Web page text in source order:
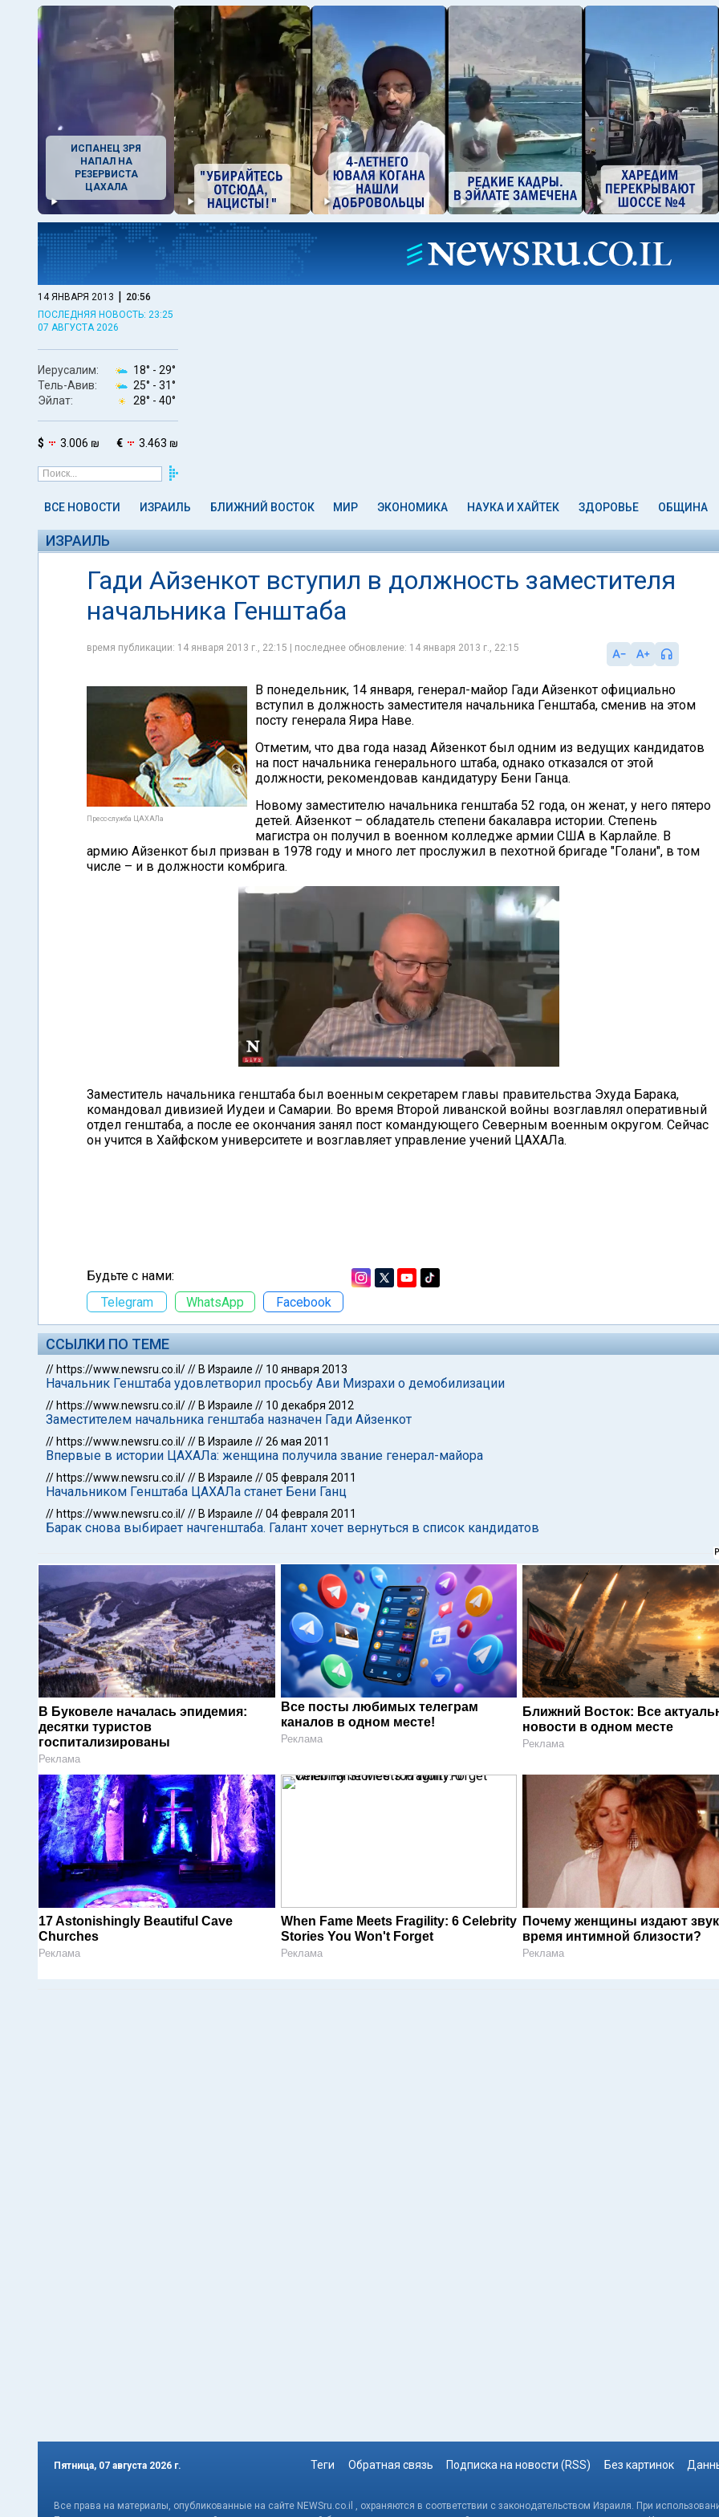
ИСПАНЕЦ ЗРЯ
НАПАЛ НА
РЕЗЕРВИСТА
ЦАХАЛА
14 ЯНВАРЯ 2013 | 20:56
ПОСЛЕДНЯЯ НОВОСТЬ: 23:25
07 АВГУСТА 2026
Иерусалим: 18° - 29°
Тель-Авив:
25° - 31°
Эйлат:
28° - 40°
$ 3.006 ₪ € 3.463 ₪
ВСЕ НОВОСТИ ИЗРАИЛЬ БЛИЖНИЙ ВОСТОК МИР ЭКОНОМИКА НАУКА И ХАЙТЕК ЗДОРОВЬЕ ОБЩИНА
ИЗРАИЛЬ
Гади Айзенкот вступил в должность заместителя
начальника Генштаба
время публикации: 14 января 2013 г., 22:15 | последнее обновление: 14 января 2013 г., 22:15
Пресс-служба ЦАХАЛа
В понедельник, 14 января, генерал-майор Гади Айзенкот официально
вступил в должность заместителя начальника Генштаба, сменив на этом
посту генерала Яира Наве.
Отметим, что два года назад Айзенкот был одним из ведущих кандидатов
на пост начальника генерального штаба, однако отказался от этой
должности, рекомендовав кандидатуру Бени Ганца.
Новому заместителю начальника генштаба 52 года, он женат, у него пятеро
детей. Айзенкот – обладатель степени бакалавра истории. Степень
магистра он получил в военном колледже армии США в Карлайле. В
армию Айзенкот был призван в 1978 году и много лет прослужил в пехотной бригаде "Голани", в том
числе – и в должности комбрига.
Заместитель начальника генштаба был военным секретарем главы правительства Эхуда Барака,
командовал дивизией Иудеи и Самарии. Во время Второй ливанской войны возглавлял оперативный
отдел генштаба, а после ее окончания занял пост командующего Северным военным округом. Сейчас
он учится в Хайфском университете и возглавляет управление учений ЦАХАЛа.
Будьте с нами:
Telegram
WhatsApp Facebook
ССЫЛКИ ПО ТЕМЕ
// https://www.newsru.co.il/// В Израиле // 10 января 2013
Начальник Генштаба удовлетворил просьбу Ави Мизрахи о демобилизации
// https://www.newsru.co.il/// В Израиле // 10 декабря 2012
Заместителем начальника генштаба назначен Гади Айзенкот
// https://www.newsru.co.il/// В Израиле //26 мая 2011
Впервые в истории ЦАХАЛа: женщина получила звание генерал-майора
// https://www.newsru.co.il/// В Израиле //05 февраля 2011
Начальником Генштаба ЦАХАЛа станет Бени Ганц
// https://www.newsru.co.il/// В Израиле //04 февраля 2011
Барак снова выбирает начгенштаба. Галант хочет вернуться в список кандидатов
В Буковеле началась эпидемия:
десятки туристов
госпитализированы
Реклама
Все посты любимых телеграм
каналов в одном месте!
Реклама
Ближний Восток: Все
новости в одном месте
Реклама
17 Astonishingly Beautiful Cave
Churches
Реклама
When Fame Meets Fragility: 6 Celebrity
Stories You Won't Forget
Реклама
Почему женщины издают
время интимной близости?
Реклама
Пятница, 07 августа 2026 г. Теги Обратная связь Подписка на новости (RSS) Без картинок
Все права на материалы, опубликованные на сайте NEWSru.co.il , охраняются в соответствии с законодательством Израиля. При